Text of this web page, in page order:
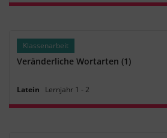
Klassenarbeit
Veränderliche Wortarten (1)
Latein Lernjahr 1 ‐2